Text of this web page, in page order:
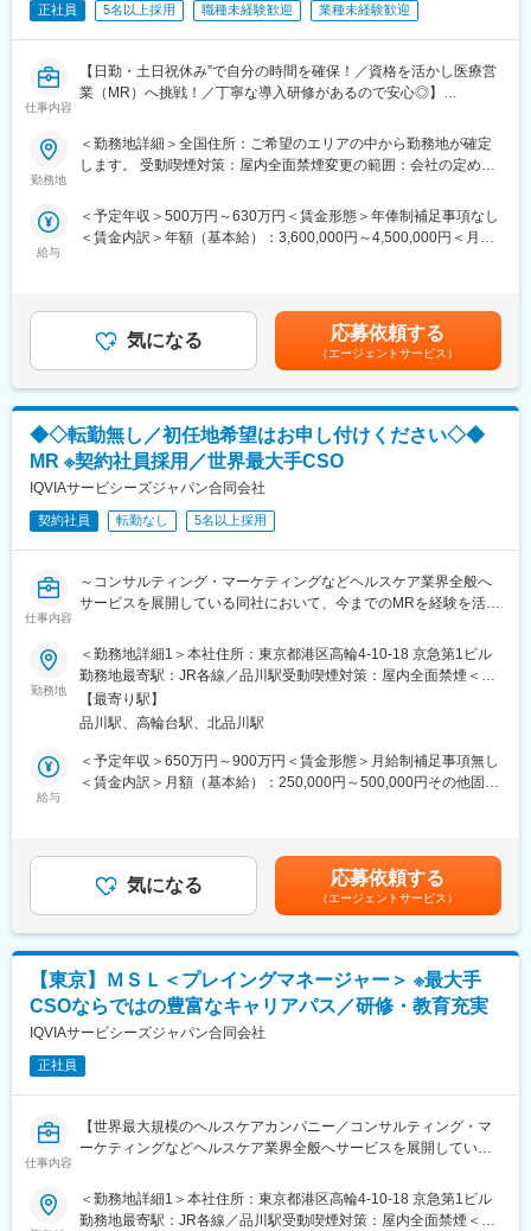
■新薬のプロモーション
※プロジェクトの状況によっては、選考保留（ご紹介できるプロジ
ェクトが出るまで保留）となる場合もございますのであらかじめ
変更の範囲：会社の定める業務
てご応募ください！同期社員と一緒に集中的に研修を行い、その
また、配属後も一人ひとりの知識とスキルレベルを上げるために
様々な研修をご用意しています。
《あなたの想いを実現する豊富なキャリアプランとサポート体
制！》
社部門（マネージャー、研修部門など）へのキャリアチェンジ」
など幅広いキャリアプランがあります。また、弊社のマネージャ
将来のキャリアに関してサポートをしていきます。
《職種に関して》
■MRとは主に医師や薬剤師等へ、担当製品の情報提供を行いま
す。担当施設の患者様に応じた情報提供や、担当製品の処方後の
情報収集を行います。
変更の範囲：会社の定める業務
正社員 5名以上採用 職種未経験歓迎 業種未経験歓迎
仕事内容
【日勤・土日祝休み”で自分の時間を確保！／資格を活かし医療営
業（MR）へ挑戦！／丁寧な導入研修があるので安心◎】
《資格と想いがあれば活躍できる！》
「誰かのためになる仕事がしたい」「社会貢献につながる仕事を
ます。
これまでの経験を活かして新たなフィールドで活躍したい方を歓
■夜勤なし！日勤・土日祝休みで働き方改善・ワークライフバラン
スの両立が叶う！
■明確な評価制度あり！自身の成果や頑張りが客観的に評価され、
年収に反映されます。また、在籍年数が増えると永年勤続報奨金
や四半期一時金などの手当もアップします。つまり、やりがいや
努力がきちんと報われる報酬制度になっています。
《丁寧な研修・支援体制で成長を応援！》
入社後は2カ月間の研修制度がありますので、未経験の方も安心し
てご応募ください！同期社員と一緒に集中的に研修を行い、その
また、配属後も一人ひとりの知識とスキルレベルを上げるために
様々な研修をご用意しています。
《あなたの想いを実現する豊富なキャリアプランとサポート体
制！》
志向性やその時の環境に応じてや「１つの領域で専門性を高め
る」「幅広い疾患をカバーできるオールラウンダーになる」「本
社部門（マネージャー、研修部門など）へのキャリアチェンジ」
など幅広いキャリアプランがあります。また、弊社のマネージャ
ーのほとんどは、MRからキャリアをチェンジしているメンバーで
《職種に関して》
■MRとは主に医師や薬剤師等へ、担当製品の情報提供を行いま
す。担当施設の患者様に応じた情報提供や、担当製品の処方後の
変更の範囲：会社の定める業務
勤務地
＜勤務地詳細＞全国住所：ご希望のエリアの中から勤務地が確定
します。 受動喫煙対策：屋内全面禁煙変更の範囲：会社の定める
給与
＜予定年収＞500万円～630万円＜賃金形態＞年俸制補足事項なし
＜賃金内訳＞年額（基本給）：3,600,000円～4,500,000円＜月額
四半期一時金：10万円（四半期に1回、10万円程度支給）※ただし
支給条件有。他、永続勤務報奨金（3年勤務5万円支給、5年勤務
10万円…）ございます。賃金はあくまでも目安の金額であり、選
考を通じて上下する可能性があります。月給(月額)は固定手当を含
めた表記です。
気になる 応募依頼する
（エージェントサービス）
◆◇転勤無し／初任地希望はお申し付けください◇◆
MR ※契約社員採用／世界最大手CSO
IQVIAサービシーズジャパン合同会社
契約社員 転勤なし 5名以上採用
仕事内容
～コンサルティング・マーケティングなどヘルスケア業界全般へ
サービスを展開している同社において、今までのMRを経験を活か
■具体的な業務詳細：これまでのMRとしての実績、経験をもと
に、同社のコントラクトMRとしてクライアントのビジネスに貢献
いただきます。
・現在MRは正社員採用を積極的に行っておりますが、ご転勤が難
しい方に向けて、契約社員採用も実施しております
・担当エリア内での訪問医療施設のターゲティング、担当医療施
担当者）とのリレーション構築
・医療従事者向けの説明会の企画・実施、医師同士のコミュニケ
ーション推進のための研究会・勉強会の立ち上げ、講演会の企
■CSO業界の動向：CSO業界の今後の動向としては今後のニーズ
が拡大していくことが見込まれます。メーカーMRの場合は新製品
の上市、競合品の出現、特許切れ、等によってMRの雇用が流動的
となるケースもありますが、ヘルスケアのマーケットで見た時に
は市場はかなりの拡大フェーズにございます。そのため、販売を
アウトソースする欧米的な手法が今後はベーシックなものとな
り、コントラクトMRとして息の長いキャリアを形成することがで
きるのです。
■当社について：当社は米国に本社を置き、世界100以上の国や地
び臨床試験サービスを提供する世界的なリーディングカンパニー
です。当社は、疾患領域、サイエンス、解析における長年の経験
勤務地
＜勤務地詳細1＞本社住所：東京都港区高輪4-10-18 京急第1ビル
勤務地最寄駅：JR各線／品川駅受動喫煙対策：屋内全面禁煙＜勤
務地詳細2＞全国住所：全国 ※希望勤務地はアドバイザーにお伝
えください。 受動喫煙対策：屋内全面禁煙変更の範囲：会社の定
【最寄り駅】
品川駅、高輪台駅、北品川駅
給与
＜予定年収＞650万円～900万円＜賃金形態＞月給制補足事項無し
＜賃金内訳＞月額（基本給）：250,000円～500,000円その他固定
手当支給する。【補足】プロジェクト稼働手当(35,000円)、外勤
日当（1日1,500円／外勤3.5時間以上）■変動賞与制（6月・12
月・3月）※平均実績6ヶ月分■インセンティブ：3月（対象者）賃
金はあくまでも目安の金額であり、選考を通じて上下する可能性
があります。月給(月額)は固定手当を含めた表記です。
気になる 応募依頼する
（エージェントサービス）
【東京】ＭＳＬ＜プレイングマネージャー＞ ※最大手
CSOならではの豊富なキャリアパス／研修・教育充実
IQVIAサービシーズジャパン合同会社
正社員
仕事内容
【世界最大規模のヘルスケアカンパニー／コンサルティング・マ
ーケティングなどヘルスケア業界全般へサービスを展開している
を募集いたします！】
＜勤務地詳細1＞本社住所：東京都港区高輪4-10-18 京急第1ビル
勤務地最寄駅：JR各線／品川駅受動喫煙対策：屋内全面禁煙＜勤